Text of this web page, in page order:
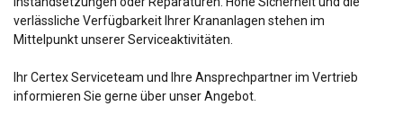
verlässliche Verfügbarkeit Ihrer Krananlagen stehen im
Mittelpunkt unserer Serviceaktivitäten.
Ihr Certex Serviceteam und Ihre Ansprechpartner im Vertrieb
informieren Sie gerne über unser Angebot.